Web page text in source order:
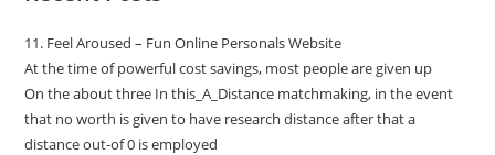
11. Feel Aroused – Fun Online Personals Website
At the time of powerful cost savings, most people are given up
On the about three In this_A_Distance matchmaking, in the event
that no worth is given to have research distance after that a
distance out-of 0 is employed